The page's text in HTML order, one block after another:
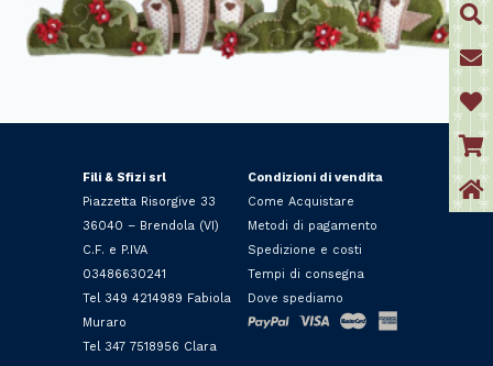
Fili & Sfizi srl
Piazzetta Risorgive 33
36040 – Brendola (VI)
C.F. e P.IVA
03486630241
Tel 349 4214989 Fabiola
Muraro
Tel 347 7518956 Clara
Condizioni di vendita
Come Acquistare
Metodi di pagamento
Spedizione e costi
Tempi di consegna
Dove spediamo